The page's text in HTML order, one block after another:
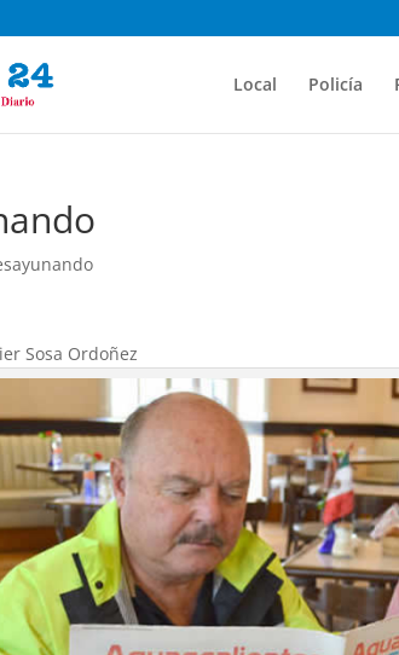
Local Policía
Sosa Ordoñez